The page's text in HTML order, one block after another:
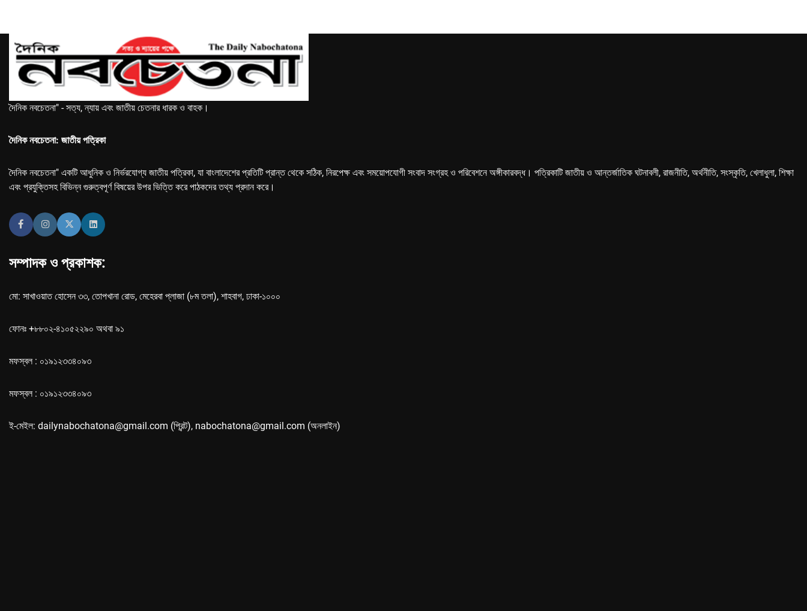
দৈনিক নবচেতনা" - সত্য, ন্যায় এবং জাতীয় চেতনার ধারক ও বাহক।
দৈনিক নবচেতনা: জাতীয় পত্রিকা
দৈনিক নবচেতনা" একটি আধুনিক ও নির্ভরযোগ্য জাতীয় পত্রিকা, যা বাংলাদেশের প্রতিটি প্রান্ত থেকে সঠিক, নিরপেক্ষ এবং সময়োপযোগী সংবাদ সংগ্রহ ও পরিবেশনে অঙ্গীকারবদ্ধ। পত্রিকাটি জাতীয় ও আন্তর্জাতিক ঘটনাবলী, রাজনীতি, অর্থনীতি, সংস্কৃতি, খেলাধুলা, শিক্ষা
এবং প্রযুক্তিসহ বিভিন্ন গুরুত্বপূর্ণ বিষয়ের উপর ভিত্তি করে পাঠকদের তথ্য প্রদান করে।
সম্পাদক ও প্রকাশক:
মো: সাখাওয়াত হোসেন ৩৩, তোপখানা রোড, মেহেরবা প্লাজা (৮ম তলা), শাহবাগ, ঢাকা-১০০০
ফোনঃ +৮৮০২-৪১০৫২২৯০ অথবা ৯১
মফস্বল : ০১৯১২৩৩৪০৯৩
মফস্বল : ০১৯১২৩৩৪০৯৩
ই-মেইল: dailynabochatona@gmail.com (প্রিন্ট), nabochatona@gmail.com (অনলাইন)